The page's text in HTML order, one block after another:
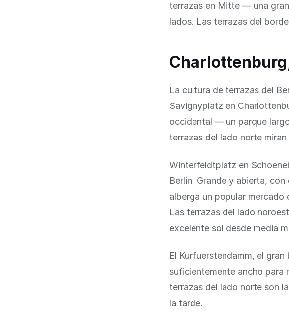
terrazas en Mitte — una
lados. Las terrazas del
La cultura de terrazas del
Savignyplatz en
occidental — un parque
terrazas del lado norte
Winterfeldtplatz en
Berlin. Grande y abierta,
alberga un popular mercado
Las terrazas del lado
excelente sol desde media
El Kurfuerstendamm, el
suficientemente ancho para
terrazas del lado norte son
la tarde.